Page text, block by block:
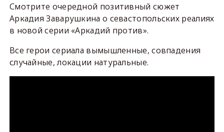
Смотрите очередной позитивный сюжет
Аркадия Заварушкина о севастопольских реалиях
в новой серии «Аркадий против».
Все герои сериала вымышленные, совпадения
случайные, локации натуральные.